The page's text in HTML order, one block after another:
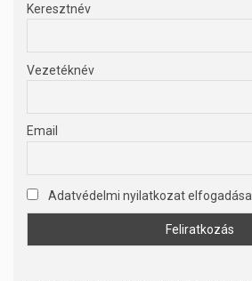
Keresztnév
Vezetéknév
Email
Adatvédelmi nyilatkozat elfogadása